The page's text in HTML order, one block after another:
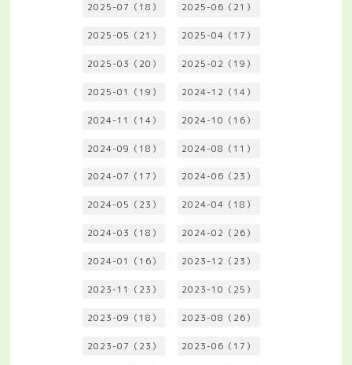
2025-07（18） 2025-06（21）
2025-05（21） 2025-04（17）
2025-03（20） 2025-02（19）
2025-01（19） 2024-12（14）
2024-11（14） 2024-10（16）
2024-09（18） 2024-08（11）
2024-07（17） 2024-06（23）
2024-05（23） 2024-04（18）
2024-03（18） 2024-02（26）
2024-01（16） 2023-12（23）
2023-11（23） 2023-10（25）
2023-09（18） 2023-08（26）
2023-07（23） 2023-06（17）